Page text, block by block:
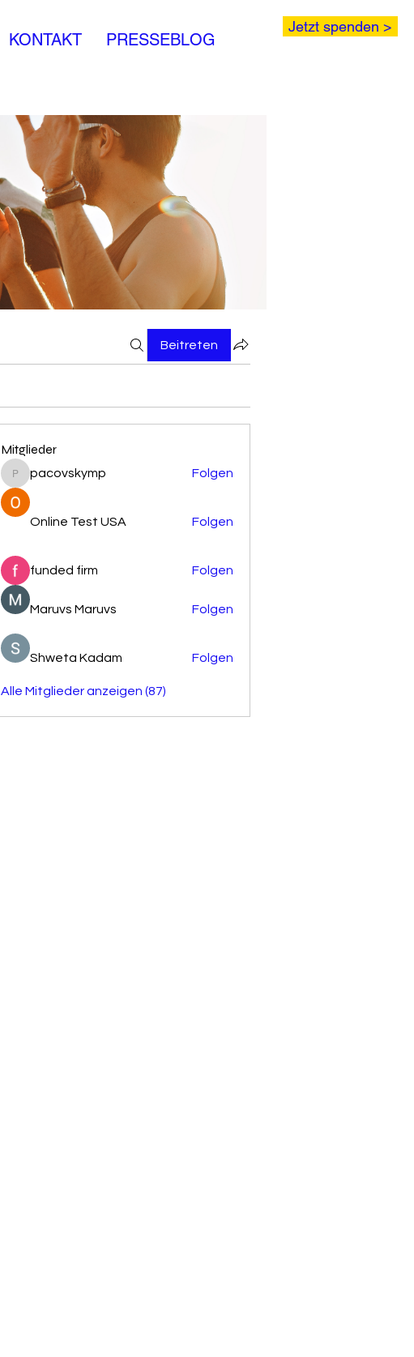
Jetzt spenden >
Beitreten
Mitglieder
pacovskymp
pacovskymp Folgen
Online Test USA Folgen
funded firm Folgen
Maruvs Maruvs Folgen
Shweta Kadam Folgen
Alle Mitglieder anzeigen (87)
KONTAKT PRESSEBLOG